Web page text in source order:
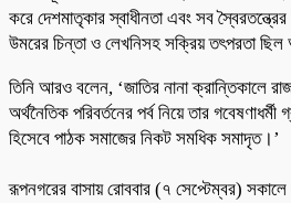
করে দেশমাতৃকার স্বাধীনতা এবং সব
উমরের চিন্তা ও লেখনিসহ সক্রিয় তৎপরতা ছিল
তিনি আরও বলেন, ‘জাতির নানা ক্রান্তিকালে
অর্থনৈতিক পরিবর্তনের পর্ব নিয়ে তার
হিসেবে পাঠক সমাজের নিকট সমধিক সমাদৃত।’
রূপনগরের বাসায় রোববার (৭ সেপ্টেম্বর)